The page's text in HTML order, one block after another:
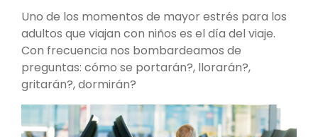
Uno de los momentos de mayor estrés para los
adultos que viajan con niños es el día del viaje.
Con frecuencia nos bombardeamos de
preguntas: cómo se portarán?, llorarán?,
gritarán?, dormirán?